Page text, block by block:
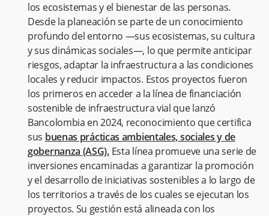
los ecosistemas y el bienestar de las personas.
Desde la planeación se parte de un conocimiento
profundo del entorno —sus ecosistemas, su cultura
y sus dinámicas sociales—, lo que permite anticipar
riesgos, adaptar la infraestructura a las condiciones
locales y reducir impactos. Estos proyectos fueron
los primeros en acceder a la línea de financiación
sostenible de infraestructura vial que lanzó
Bancolombia en 2024, reconocimiento que certifica
sus buenas prácticas ambientales, sociales y de
gobernanza (ASG).Esta línea promueve una serie de
inversiones encaminadas a garantizar la promoción
y el desarrollo de iniciativas sostenibles a lo largo de
los territorios a través de los cuales se ejecutan los
proyectos. Su gestión está alineada con los